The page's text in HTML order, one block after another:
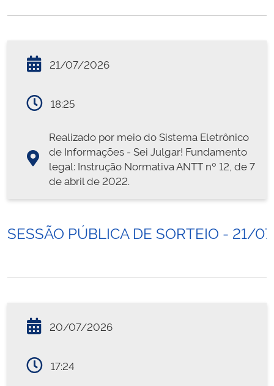
21/07/2026
18:25
Realizado por meio do Sistema Eletrônico
de Informações - Sei Julgar! Fundamento
legal: Instrução Normativa ANTT nº 12, de 7
de abril de 2022.
SESSÃO PÚBLICA DE SORTEIO - 21/
20/07/2026
17:24